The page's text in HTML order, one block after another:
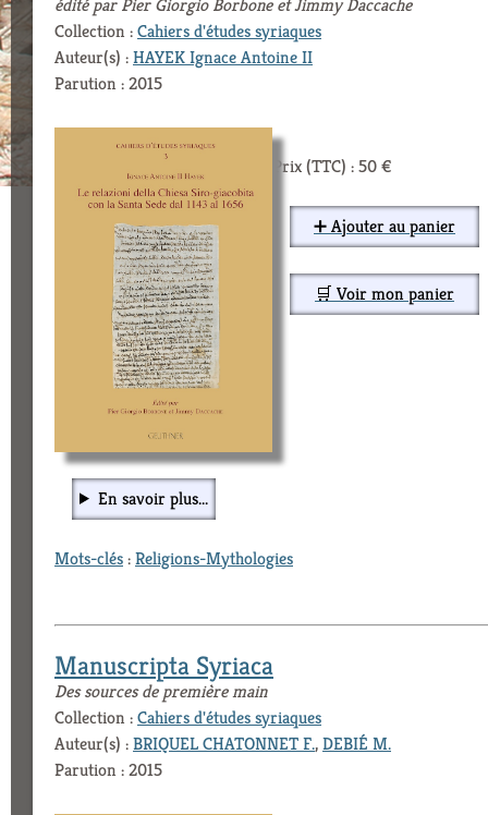
édité par Pier Giorgio Borbone et Jimmy Daccache
Collection :Cahiers d'études syriaques
Auteur(s) :HAYEK Ignace Antoine II
Parution : 2015
Prix (TTC) : 50 €
➕ Ajouter au panier
🛒 Voir mon panier
En savoir plus...
Mots-clés:Religions-Mythologies
Manuscripta Syriaca
Des sources de première main
Collection :Cahiers d'études syriaques
Auteur(s) :BRIQUEL CHATONNET F.,DEBIÉ M.
Parution : 2015